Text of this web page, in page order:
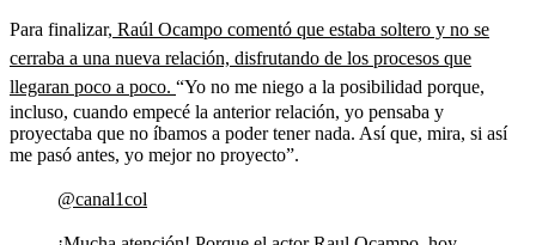
Para finalizar, Raúl Ocampo comentó que estaba soltero y no se
cerraba a una nueva relación, disfrutando de los procesos que
llegaran poco a poco. “Yo no me niego a la posibilidad porque,
incluso, cuando empecé la anterior relación, yo pensaba y
proyectaba que no íbamos a poder tener nada. Así que, mira, si así
me pasó antes, yo mejor no proyecto”.
@canal1col